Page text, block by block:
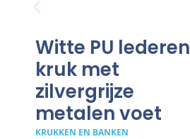
Witte PU lederen
kruk met
zilvergrijze
metalen voet
KRUKKEN EN BANKEN